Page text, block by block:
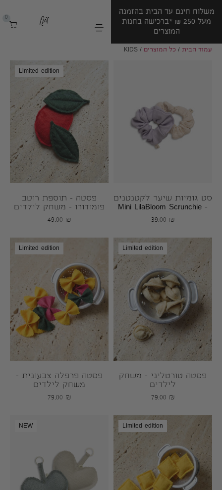
משלוח חינם עד הבית בהזמנה
מעל 250 ‏₪ *ברכישה בחנות
המוצרים
בהרשמה לניוזלטר שלנו (:
0
עמוד הבית / כל המוצרים / KIDS
סט גומיות שיער לקטנטנים
– Mini LilaBloom Scrunchie
39.00 ₪
Limited edition
פסטה – תוספת רוטב
פומודורו – משחק לילדים
49.00 ₪
Limited edition
פסטה טורטליני – משחק
לילדים
79.00 ₪
Limited edition
פסטה פרפלה צבעונית –
משחק לילדים
79.00 ₪
Limited edition
NEW